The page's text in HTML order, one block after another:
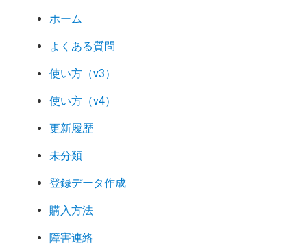
ホーム
よくある質問
使い方（v3）
使い方（v4）
更新履歴
未分類
登録データ作成
購入方法
障害連絡